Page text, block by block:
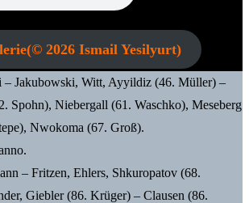
2026 Ismail Yesilyurt)
– Jakubowski, Witt, Ayyildiz (46. Müller) –
Spohn), Niebergall (61. Waschko), Meseberg
Nwokoma (67. Groß).
– Fritzen, Ehlers, Shkuropatov (68.
Giebler (86. Krüger) – Clausen (86.